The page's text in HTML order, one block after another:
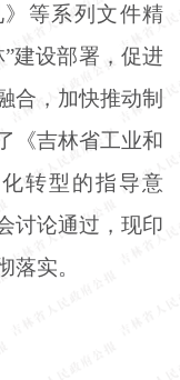
等系列文件精
建设部署，促进
合，加快推动制
《吉林省工业和
转型的指导意
讨论通过，现印
落实。